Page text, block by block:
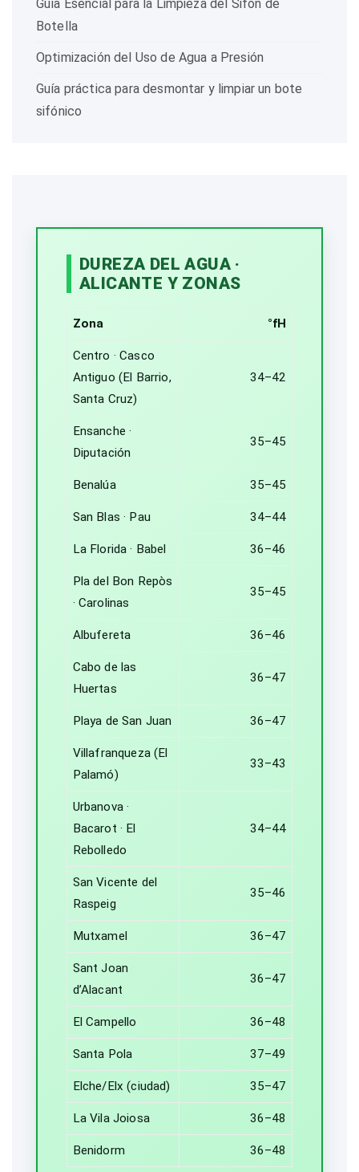
Guía Esencial para la Limpieza del Sifón de
Botella
Optimización del Uso de Agua a Presión
Guía práctica para desmontar y limpiar un bote
sifónico
DUREZA DEL AGUA ·
ALICANTE Y ZONAS
Zona °fH
Centro · Casco
Antiguo (El Barrio,
Santa Cruz)
34–42
Ensanche ·
Diputación
35–45
Benalúa 35–45
San Blas · Pau 34–44
La Florida · Babel 36–46
Pla del Bon Repòs
· Carolinas
35–45
Albufereta 36–46
Cabo de las
Huertas
36–47
Playa de San Juan 36–47
Villafranqueza (El
Palamó)
33–43
Urbanova ·
Bacarot · El
Rebolledo
34–44
San Vicente del
Raspeig
35–46
Mutxamel 36–47
Sant Joan
d’Alacant
36–47
El Campello 36–48
Santa Pola 37–49
Elche/Elx (ciudad) 35–47
La Vila Joiosa 36–48
Benidorm 36–48